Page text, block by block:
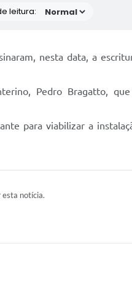
leitura:
nesta data, a
Pedro Bragatto,
para viabilizar a
esta notícia.